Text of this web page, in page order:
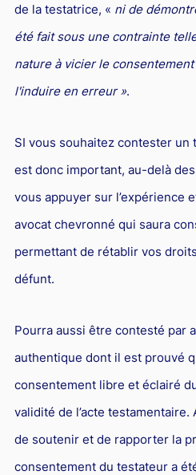
de la testatrice, « ni de
été fait sous une contrainte
nature à vicier le
l'induire en erreur ».
SI vous souhaitez contester un
est donc important, au-delà
vous appuyer sur l’expérience
avocat chevronné qui saura
permettant de rétablir vos
défunt.
Pourra aussi être contesté par
authentique dont il est prouvé
consentement libre et éclairé
validité de l’acte
de soutenir et de rapporter la
consentement du testateur a